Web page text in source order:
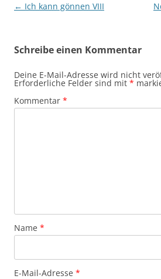
Beitragsnavigation
← Ich kann gönnen VIII
Schreibe einen Kommentar
Deine E-Mail-Adresse wird nicht
Erforderliche Felder sind mit *
Kommentar *
Name *
E-Mail-Adresse *